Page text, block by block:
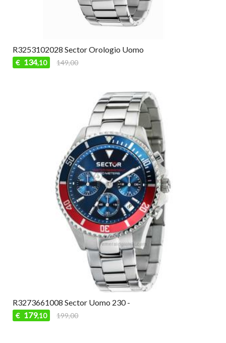
R3253102028 Sector Orologio Uomo
€ 134,10 149,00
R3273661008 Sector Uomo 230 -
€ 179,10 199,00